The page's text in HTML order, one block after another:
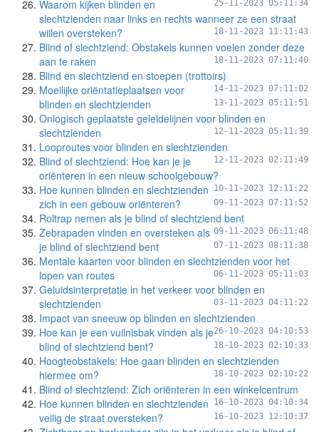
25-11-2023 05:11:34
Waarom kijken blinden en
slechtzienden naar links en rechts wanneer ze een straat
willen oversteken?
18-11-2023 11:11:43
Blind of slechtziend: Obstakels kunnen voelen zonder deze
aan te raken
18-11-2023 07:11:40
Blind en slechtziend en stoepen (trottoirs)
14-11-2023 07:11:02
Moeilijke oriëntatieplaatsen voor
blinden en slechtzienden
13-11-2023 05:11:51
Onlogisch geplaatste geleidelijnen voor blinden en
slechtzienden
12-11-2023 05:11:39
Looproutes voor blinden en slechtzienden
12-11-2023 02:11:49
Blind of slechtziend: Hoe kan je je
oriënteren in een nieuw schoolgebouw?
10-11-2023 12:11:22
Hoe kunnen blinden en slechtzienden
zich in een gebouw oriënteren?
09-11-2023 07:11:52
Roltrap nemen als je blind of slechtziend bent
09-11-2023 06:11:48
Zebrapaden vinden en oversteken als
je blind of slechtziend bent
07-11-2023 08:11:38
Mentale kaarten voor blinden en slechtzienden voor het
lopen van routes
06-11-2023 05:11:03
Geluidsinterpretatie in het verkeer voor blinden en
slechtzienden
03-11-2023 04:11:22
Impact van sneeuw op blinden en slechtzienden
26-10-2023 04:10:53
Hoe kan je een vuilnisbak vinden als je
blind of slechtziend bent?
18-10-2023 02:10:33
Hoogteobstakels: Hoe gaan blinden en slechtzienden
hiermee om?
18-10-2023 02:10:22
Blind of slechtziend: Zich oriënteren in een winkelcentrum
16-10-2023 04:10:34
Hoe kunnen blinden en slechtzienden
veilig de straat oversteken?
16-10-2023 12:10:37